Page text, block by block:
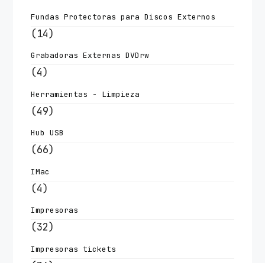
Fundas Protectoras para Discos Externos
(14)
Grabadoras Externas DVDrw
(4)
Herramientas - Limpieza
(49)
Hub USB
(66)
IMac
(4)
Impresoras
(32)
Impresoras tickets